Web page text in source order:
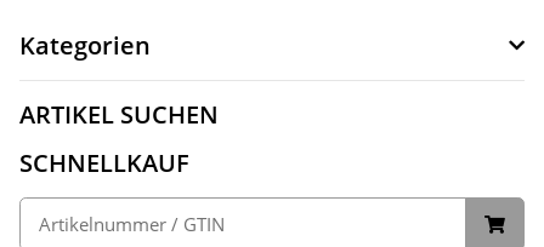
Kategorien
ARTIKEL SUCHEN
SCHNELLKAUF